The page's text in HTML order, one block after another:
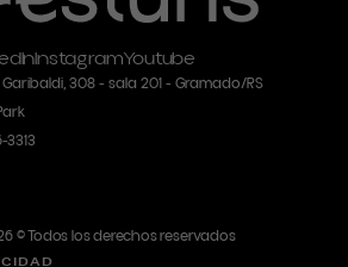
InstagramYoutube
Garibaldi, 308 - sala 201 - Gramado/RS
© Todos los derechos reservados